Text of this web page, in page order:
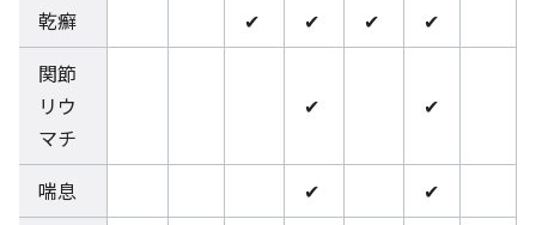
乾癬 ✔ ✔ ✔
✔
関節
リウ
マチ
✔ ✔
喘息 ✔
✔